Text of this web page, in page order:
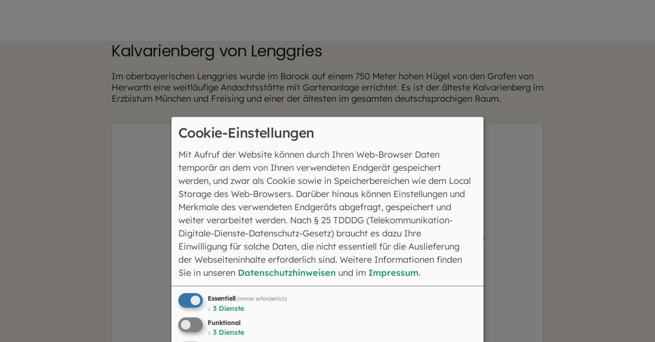
Kalvarienberg von Lenggries
Im oberbayerischen Lenggries wurde im Barock auf einem 750 Meter hohen Hügel von den Grafen von
Herwarth eine weitläufige Andachtsstätte mit Gartenanlage errichtet. Es ist der älteste Kalvarienberg im
Erzbistum München und Freising und einer der ältesten im gesamten deutschsprachigen Raum.
Möchten Sie vonVideo-Abruf YouTubebereitgestellte externe Inhalte laden?
Ja
Cookie-Einstellungen
Mit Aufruf der Website können durch Ihren Web-Browser Daten
temporär an dem von Ihnen verwendeten Endgerät gespeichert
werden, und zwar als Cookie sowie in Speicherbereichen wie dem Local
Storage des Web-Browsers. Darüber hinaus können Einstellungen und
Merkmale des verwendeten Endgeräts abgefragt, gespeichert und
weiter verarbeitet werden. Nach § 25 TDDDG (Telekommunikation-
Digitale-Dienste-Datenschutz-Gesetz) braucht es dazu Ihre
Einwilligung für solche Daten, die nicht essentiell für die Auslieferung
der Webseiteninhalte erforderlich sind. Weitere Informationen finden
Sie in unseren Datenschutzhinweisen und im Impressum.
Essentiell(immer erforderlich)
↓ 3 Dienste
Funktional
↓ 3 Dienste